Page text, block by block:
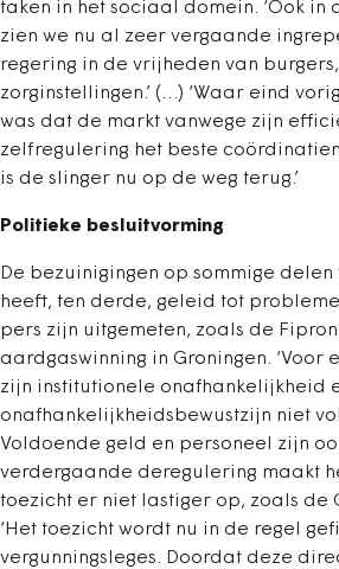
taken in het sociaal domein. ‘Ook in
zien we nu al zeer vergaande
regering in de vrijheden van
zorginstellingen.’ (…) ‘Waar eind
was dat de markt vanwege zijn
zelfregulering het beste
is de slinger nu op de weg terug.’
Politieke besluitvorming
De bezuinigingen op sommige
heeft, ten derde, geleid tot
pers zijn uitgemeten, zoals de
aardgaswinning in Groningen. ‘Voor
zijn institutionele onafhankelijkheid
onafhankelijkheidsbewustzijn niet
Voldoende geld en personeel zijn
verdergaande deregulering maakt
toezicht er niet lastiger op, zoals de
‘Het toezicht wordt nu in de regel
vergunningsleges. Doordat deze